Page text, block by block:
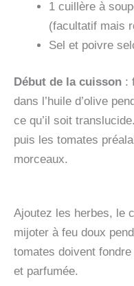
1 cuillère à
(facultatif mais
Sel et poivre
Début de la cuisson :
dans l’huile d’olive
ce qu’il soit
puis les tomates
morceaux.
Ajoutez les herbes, le
mijoter à feu doux
tomates doivent
et parfumée.